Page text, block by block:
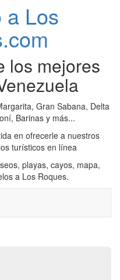
a Los
los mejores
Gran Sabana, Delta
Barinas y más...
en ofrecerle a nuestros
turísticos en línea
playas, cayos, mapa,
a Los Roques.